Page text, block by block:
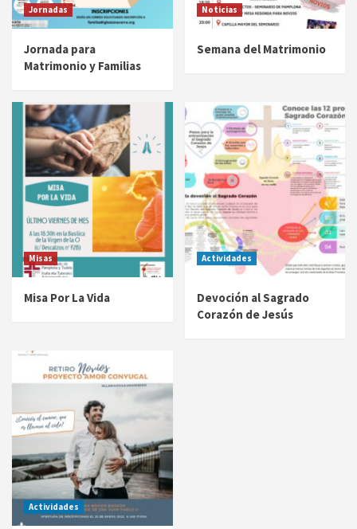
Jornadas
Jornada para
Matrimonio y Familias
Noticias
Semana del Matrimonio
Misas
Misa Por La Vida
Actividades
Devoción al Sagrado
Corazón de Jesús
Actividades